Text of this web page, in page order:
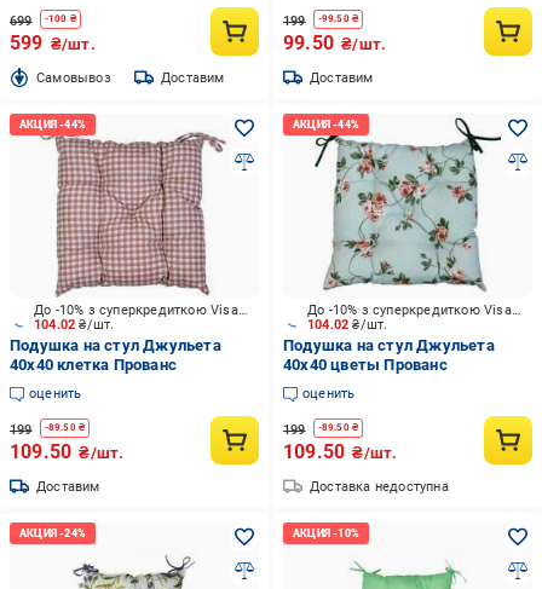
699 -100 ₴
599 ₴/шт.
Cамовывоз Доставим
199 -99.50₴
99.50 ₴/шт.
Доставим
104.02₴/шт.
До -10% з суперкредиткою Visa Вигода
Подушка на стул Джульета
40х40 клетка Прованс
оценить
199 -89.50₴
109.50 ₴/шт.
Доставим
104.02₴/шт.
До -10% з суперкредиткою Visa Вигода
Подушка на стул Джульета
40х40 цветы Прованс
оценить
199 -89.50₴
109.50 ₴/шт.
Доставка недоступна